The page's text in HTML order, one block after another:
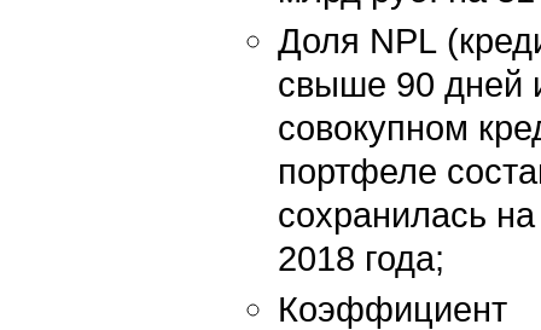
Доля NPL
свыше 90 дней
совокупном
портфеле
сохранилась
2018 года;
Коэффициент